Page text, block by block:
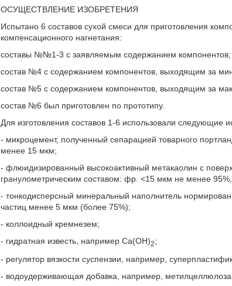
ОСУЩЕСТВЛЕНИЕ ИЗОБРЕТЕНИЯ
Испытано 6 составов сухой смеси для приготовления
компенсационного нагнетания:
составы №№1-3 с заявляемым содержанием компонентов;
состав №4 с содержанием компонентов, выходящим за
состав №5 с содержанием компонентов, выходящим за
состав №6 был приготовлен по прототипу.
Для изготовления составов 1-6 использовали следующие
- микроцемент, полученный сепарацией товарного
менее 15 мкм;
- флюидизированный высокоактивный метакаолин с
гранулометрическим составом: фр. <15 мкм не менее
- тонкодисперсный минеральный наполнитель
частиц менее 5 мкм (более 75%);
- коллоидный кремнезем;
- гидратная известь, например Са(ОН)2;
- регулятор вязкости суспензии, например,
- водоудерживающая добавка, например,